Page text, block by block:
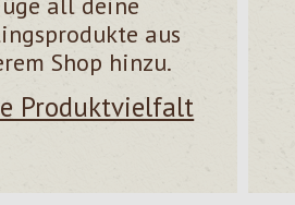
aus
Shop hinzu.
Produktvielfalt